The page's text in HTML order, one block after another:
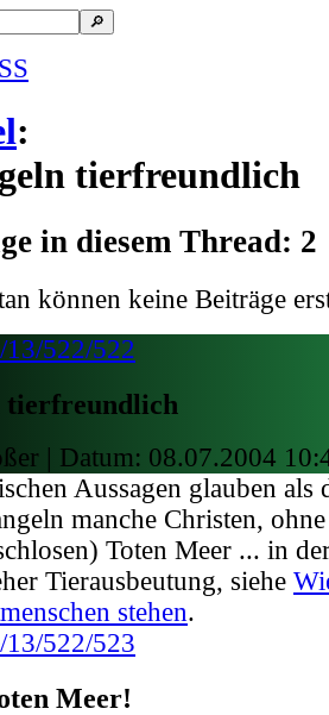
:
tierfreundlich
in diesem Thread: 2
können keine Beiträge
13/522/522
tierfreundlich
| Datum: 08.07.2004
Aussagen glauben als
manche Christen,
Toten Meer ... in
Tierausbeutung, siehe
stehen.
13/522/523
Meer!